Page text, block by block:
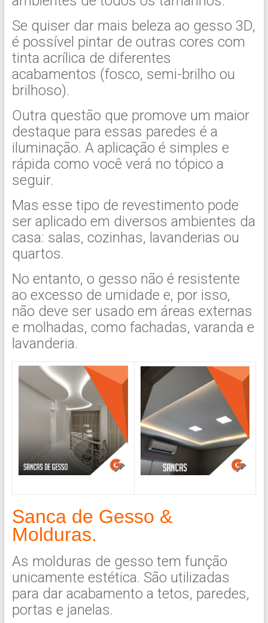
Se quiser dar mais beleza ao gesso 3D,
é possível pintar de outras cores com
tinta acrílica de diferentes
acabamentos (fosco, semi-brilho ou
brilhoso).
Outra questão que promove um maior
destaque para essas paredes é a
iluminação. A aplicação é simples e
rápida como você verá no tópico a
seguir.
Mas esse tipo de revestimento pode
ser aplicado em diversos ambientes da
casa: salas, cozinhas, lavanderias ou
quartos.
No entanto, o gesso não é resistente
ao excesso de umidade e, por isso,
não deve ser usado em áreas externas
e molhadas, como fachadas, varanda e
lavanderia.
Sanca de Gesso &
Molduras.
As molduras de gesso tem função
unicamente estética. São utilizadas
para dar acabamento a tetos, paredes,
portas e janelas.